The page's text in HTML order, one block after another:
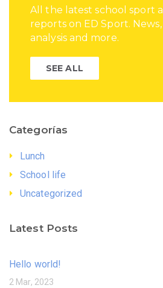
All the latest school sport
reports on ED Sport.
analysis and more.
SEE ALL
Categorías
Lunch
School life
Uncategorized
Latest Posts
Hello world!
2 Mar, 2023